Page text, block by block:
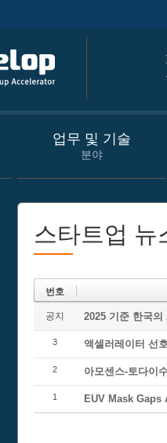
업무 및 기술
분야
스타트업 뉴
번호
공지 2025 기준 한국
3 액셀러레이터 선
2 아모센스-토다이
1 EUV Mask Gaps